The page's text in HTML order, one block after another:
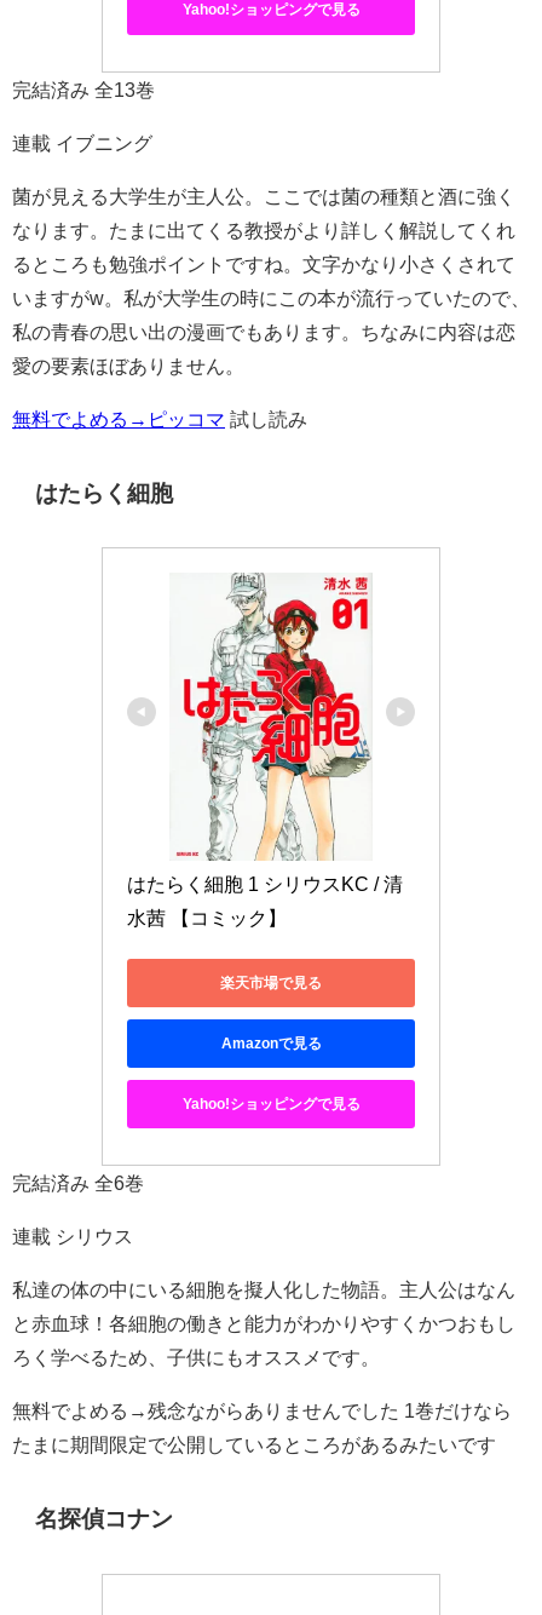
Yahoo!ショッピングで見る
完結済み 全13巻
連載 イブニング
菌が見える大学生が主人公。ここでは菌の種類と酒に強く
なります。たまに出てくる教授がより詳しく解説してくれ
るところも勉強ポイントですね。文字かなり小さくされて
いますがw。私が大学生の時にこの本が流行っていたので、
私の青春の思い出の漫画でもあります。ちなみに内容は恋
愛の要素ほぼありません。
無料でよめる→ピッコマ 試し読み
はたらく細胞
はたらく細胞 1 シリウスKC / 清
水茜 【コミック】
楽天市場で見る
Amazonで見る
Yahoo!ショッピングで見る
完結済み 全6巻
連載 シリウス
私達の体の中にいる細胞を擬人化した物語。主人公はなん
と赤血球！各細胞の働きと能力がわかりやすくかつおもし
ろく学べるため、子供にもオススメです。
無料でよめる→残念ながらありませんでした 1巻だけなら
たまに期間限定で公開しているところがあるみたいです
名探偵コナン